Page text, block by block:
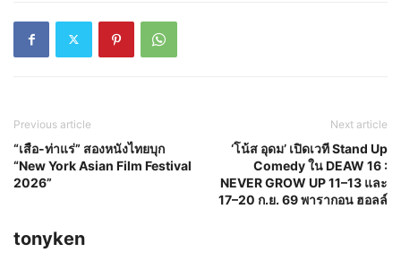
Previous article
“เสือ-ท่าแร่” สองหนังไทยบุก
“New York Asian Film Festival
2026”
Next article
‘โน้ส อุดม’ เปิดเวที Stand Up
Comedy ใน DEAW 16 :
NEVER GROW UP 11–13 และ
17–20 ก.ย. 69 พารากอน ฮอลล์
tonyken